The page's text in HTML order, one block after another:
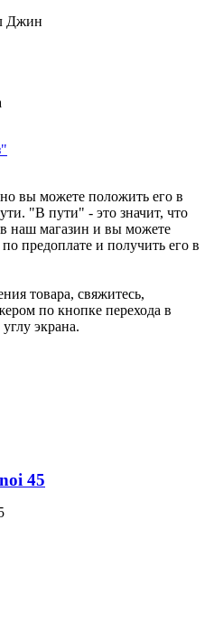
Джин
вы можете положить его в
"В пути" - это значит, что
в наш магазин и вы можете
предоплате и получить его в
товара, свяжитесь,
по кнопке перехода в
экрана.
45